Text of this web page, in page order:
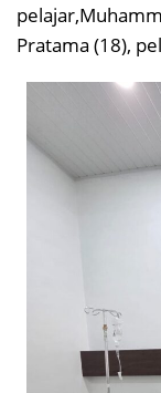
Pratama (18),